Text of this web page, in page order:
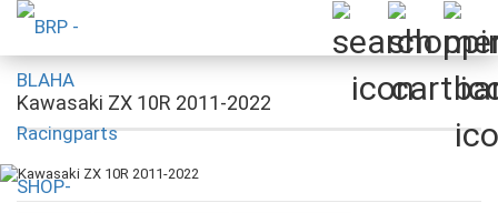
Kawasaki ZX 10R 2011-2022